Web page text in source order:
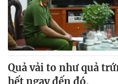
Cơ quan chủ quản:Đài Truyền
Cơ quan báo chí:
Thời báo VTV
Giấy phép hoạt động báo in và
cấp ngày 29/12/2023
Tổng Biên tập:Vũ Thanh Thủy
Phó Tổng Biên tập:Nguyễn Thị
Nguyễn Trọng Ninh
Quả vải to như quả
hết ngay đến đó.